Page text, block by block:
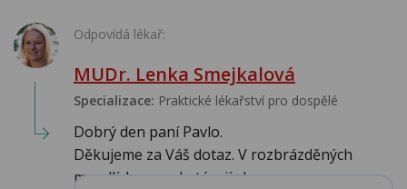
Odpovídá lékař:
MUDr. Lenka Smejkalová
Specializace: Praktické lékařství pro dospělé
Dobrý den paní Pavlo.
Děkujeme za Váš dotaz. V rozbrázděných
mandlích se zachytávají zby...